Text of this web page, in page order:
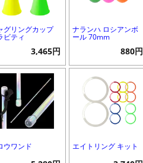
グリングカップ
ビティ
3,465円
ナランハ ロシアンボ
ール 70mm
880円
ウワンド エイトリング キット